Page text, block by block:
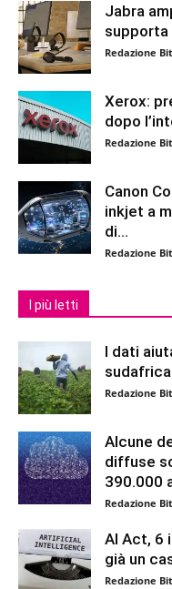
Jabra
Redazione
Xerox:
dopo
Redazione
Canon
inkjet a
di...
Redazione
I più letti
I dati
Redazione
Alcune
diffuse
390.000
Redazione
AI Act, 6
già un
Redazione